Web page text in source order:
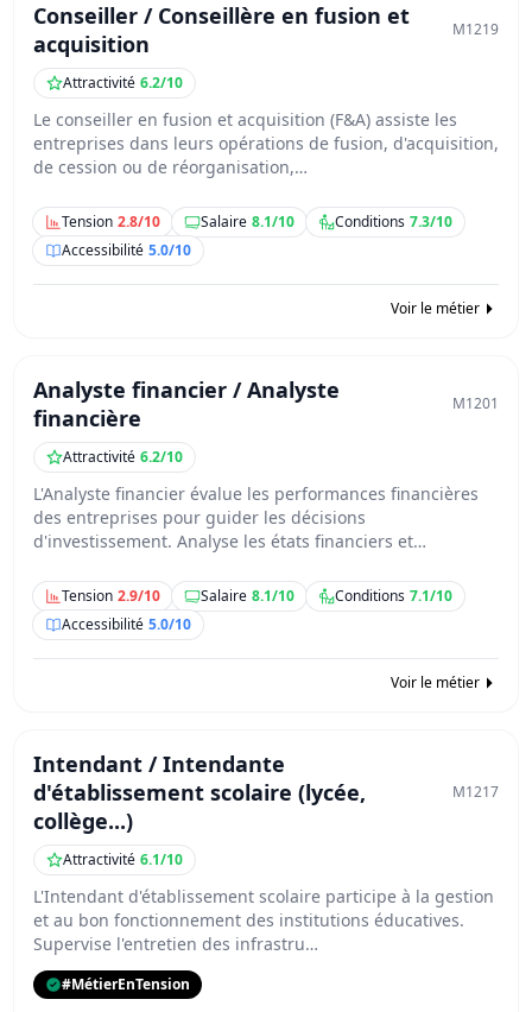
Conseiller / Conseillère en fusion et
acquisition
M1219
Attractivité 6.2/10
Le conseiller en fusion et acquisition (F&A) assiste les
entreprises dans leurs opérations de fusion, d'acquisition,
de cession ou de réorganisation,…
Tension 2.8/10 Salaire 8.1/10 Conditions 7.3/10
Accessibilité 5.0/10
Voir le métier
Analyste financier / Analyste
financière
M1201
Attractivité 6.2/10
L'Analyste financier évalue les performances financières
des entreprises pour guider les décisions
d'investissement. Analyse les états financiers et…
Tension 2.9/10 Salaire 8.1/10 Conditions 7.1/10
Accessibilité 5.0/10
Voir le métier
Intendant / Intendante
d'établissement scolaire (lycée,
collège...)
M1217
Attractivité 6.1/10
L'Intendant d'établissement scolaire participe à la gestion
et au bon fonctionnement des institutions éducatives.
Supervise l'entretien des infrastru…
#MétierEnTension